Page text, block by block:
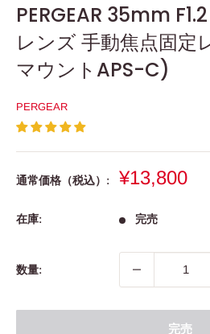
PERGEAR 35mm
レンズ 手動焦点固定
マウントAPS-C)
PERGEAR
通常価格（税込）:
販
価
¥13,800
在庫: 完売
数量:
完売